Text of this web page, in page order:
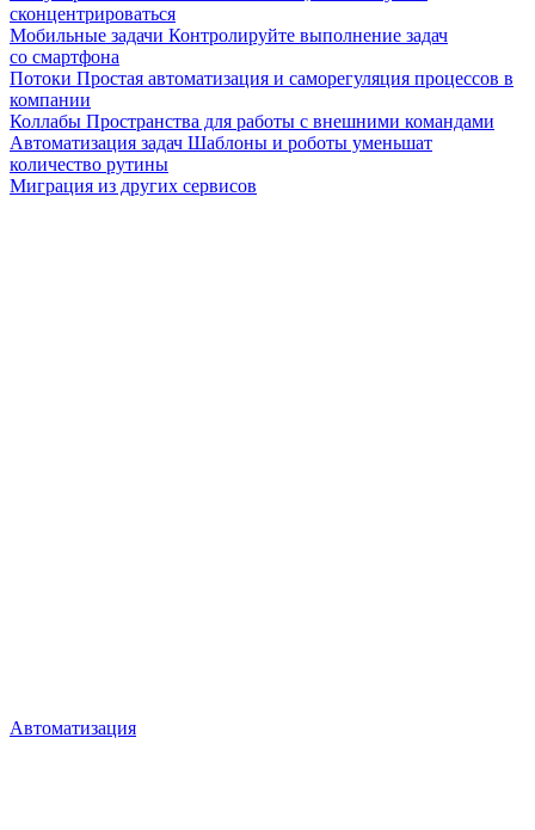
сконцентрироваться
Мобильные задачи Контролируйте выполнение задач
со смартфона
Потоки Простая автоматизация и саморегуляция процессов в
компании
Коллабы Пространства для работы с внешними командами
Автоматизация задач Шаблоны и роботы уменьшат
количество рутины
Миграция из других сервисов
Автоматизация